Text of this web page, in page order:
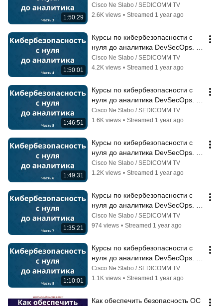
1:50:29
Part 3
Cisco Ne Slabo / SEDICOMM TV
2.6K views • Streamed 1 year ago
1:50:01
Курсы по кибербезопасности с
нуля до аналитика DevSecOps.
Часть 4
Cisco Ne Slabo / SEDICOMM TV
4.2K views • Streamed 1 year ago
1:46:51
Курсы по кибербезопасности с
нуля до аналитика DevSecOps.
Часть 5
Cisco Ne Slabo / SEDICOMM TV
1.6K views • Streamed 1 year ago
1:49:31
Курсы по кибербезопасности с
нуля до аналитика DevSecOps.
Часть 6
Cisco Ne Slabo / SEDICOMM TV
1.2K views • Streamed 1 year ago
1:35:21
Курсы по кибербезопасности с
нуля до аналитика DevSecOps.
Часть 7
Cisco Ne Slabo / SEDICOMM TV
974 views • Streamed 1 year ago
1:10:01
Курсы по кибербезопасности с
нуля до аналитика DevSecOps.
Часть 8
Cisco Ne Slabo / SEDICOMM TV
1.1K views • Streamed 1 year ago
Как обеспечить безопасность ОС